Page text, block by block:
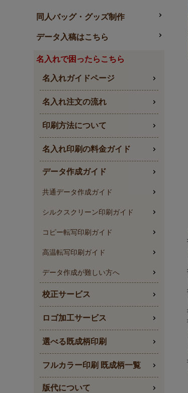
同人バッグ・グッズ制作
データ入稿はこちら
名入れで困ったらこちら
名入れガイドページ
名入れ注文の流れ
印刷方法について
名入れ印刷の料金ガイド
データ作成ガイド
共通データ作成ガイド
シルクスクリーン印刷ガイド
コピー転写印刷ガイド
高温転写印刷ガイド
データ作成が難しい方へ
校正サービス
ロゴ加工サービス
選べる既成柄印刷
フルカラー印刷 既成柄一覧
版代について